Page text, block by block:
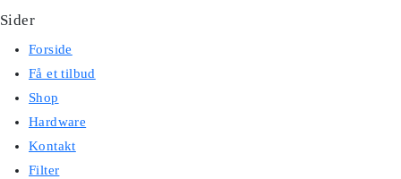
Sider
Forside
Få et tilbud
Shop
Hardware
Kontakt
Filter